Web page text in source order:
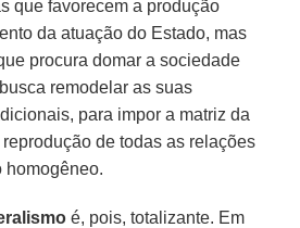
que favorecem a produção
da atuação do Estado, mas
procura domar a sociedade
remodelar as suas
para impor a matriz da
de todas as relações
homogêneo.
é, pois, totalizante. Em